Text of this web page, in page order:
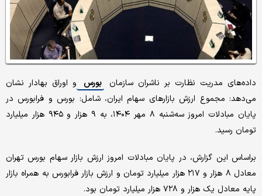
داده‌های مدریت نظارت بر ناشران سازمان بورس
و اوراق بهادار نشان
می‌دهد: مجموع ارزش بازارهای سهام ایران، شامل: بورس و فرابورس در
پایان مبادلات امروز سه‌شنبه ۸ مهر ۱۴۰۴، به ۹ هزار و ۹۴۵ هزار میلیارد
تومان رسید.
براساس این گزارش، در پایان مبادلات امروز ارزش بازار سهام بورس تهران
معادل ۸ هزار و ۲۱۷ هزار میلیارد تومان و ارزش بازار فرابورس به همراه بازار
پایه معادل یک هزار و ۷۲۸ هزار میلیارد تومان بود.